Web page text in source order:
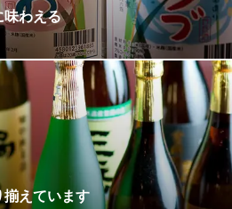
歩1分
町ファーストスクエアイーストタワーB1
味わえる
。原料米は肥料を一切使わずに育て
に根付く自然酵母で醸された酒のこ
当店では自社農園などの米を使った
「陽薫」、「やお」と「よろづ」を
家さんで醸された、生酛造りをご堪
揃えています